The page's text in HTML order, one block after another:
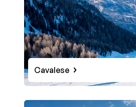
Sunweb har ett stort urval av
eller en rymlig lägenhet med
Val di Fiemme hos Sunweb
dygnet runt för att
Cavalese